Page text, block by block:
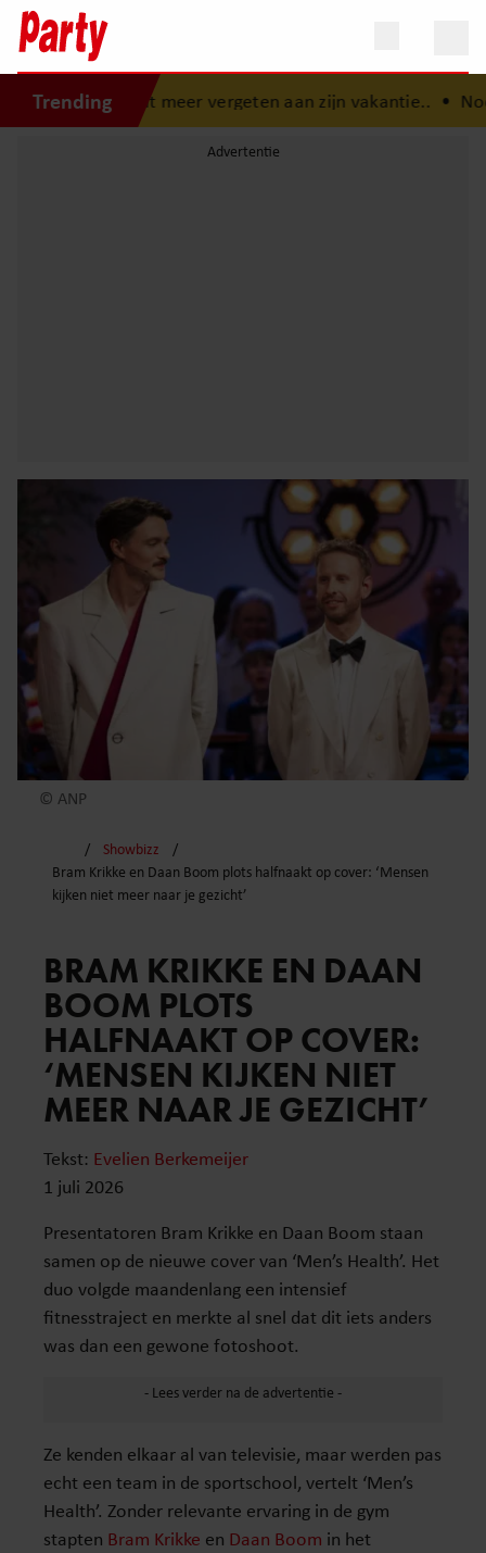
Trending
meer vergeten aan zijn vakantie..•Nooit eerder
© ANP
Showbizz
Bram Krikke en Daan Boom plots halfnaakt op cover: ‘Mensen
kijken niet meer naar je gezicht’
BRAM KRIKKE EN DAAN
BOOM PLOTS
HALFNAAKT OP COVER:
‘MENSEN KIJKEN NIET
MEER NAAR JE GEZICHT’
Tekst: Evelien Berkemeijer
1 juli 2026
Presentatoren Bram Krikke en Daan Boom staan
samen op de nieuwe cover van ‘Men’s Health’. Het
duo volgde maandenlang een intensief
fitnesstraject en merkte al snel dat dit iets anders
was dan een gewone fotoshoot.
Ze kenden elkaar al van televisie, maar werden pas
echt een team in de sportschool, vertelt ‘Men’s
Health’. Zonder relevante ervaring in de gym
stapten Bram Krikke en Daan Boom in het